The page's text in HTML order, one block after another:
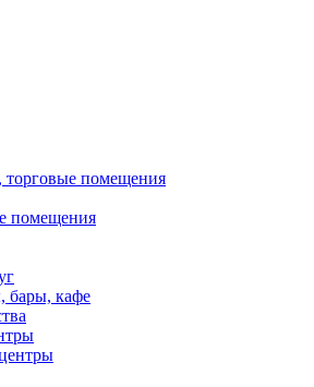
помещения
помещения
бары, кафе